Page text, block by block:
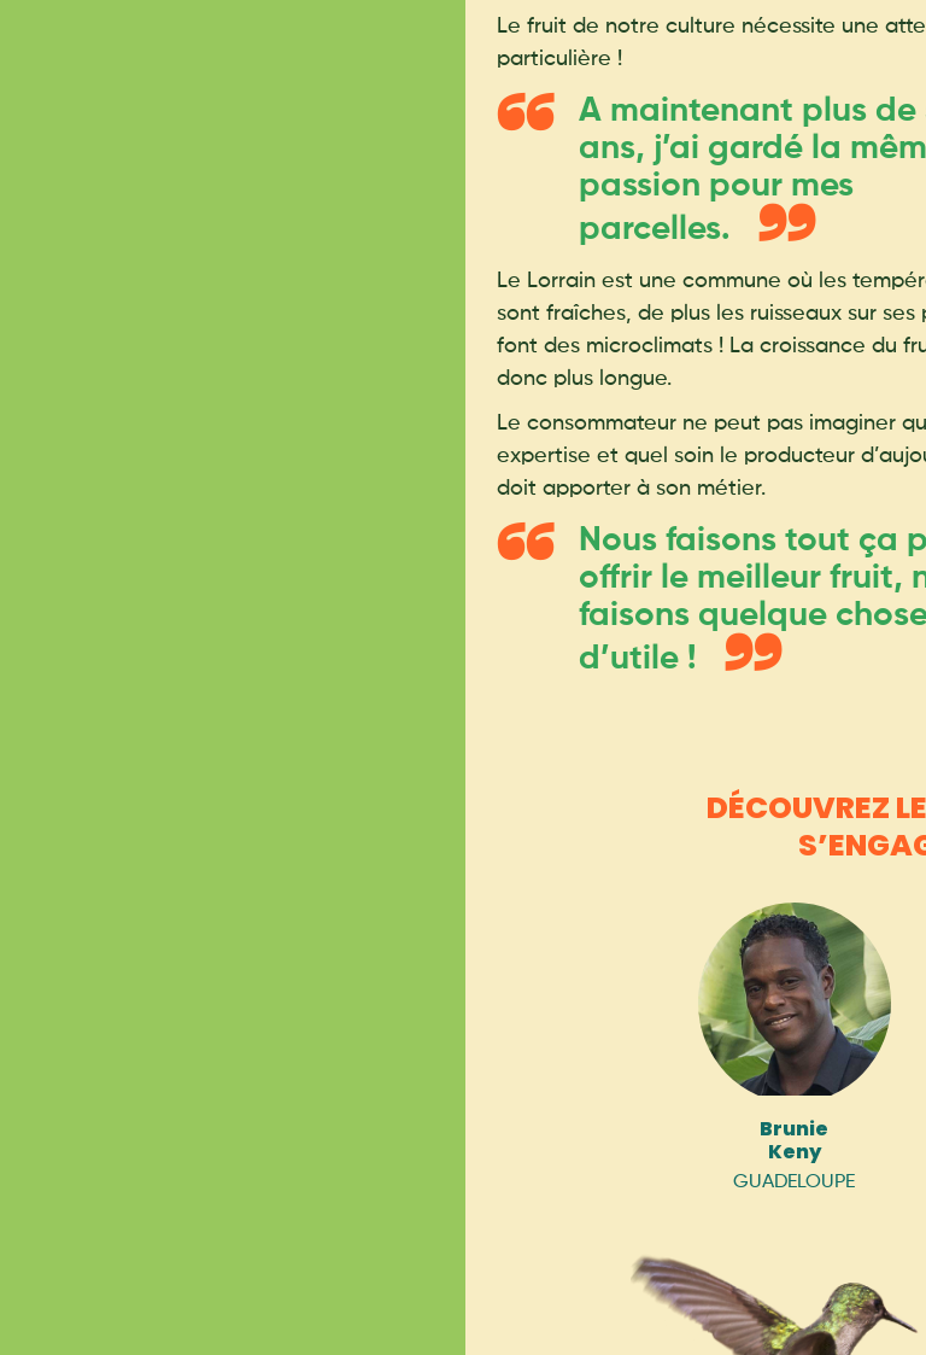
Le fruit de notre culture nécessite une
particulière !
A maintenant plus de
ans, j’ai gardé la
passion pour mes
parcelles.
Le Lorrain est une commune où les
sont fraîches, de plus les ruisseaux sur ses
font des microclimats ! La croissance du
donc plus longue.
Le consommateur ne peut pas imaginer
expertise et quel soin le producteur
doit apporter à son métier.
Nous faisons tout ça
offrir le meilleur fruit,
faisons quelque
d’utile !
DÉCOUVREZ
Brunie
Keny
GUADELOUPE